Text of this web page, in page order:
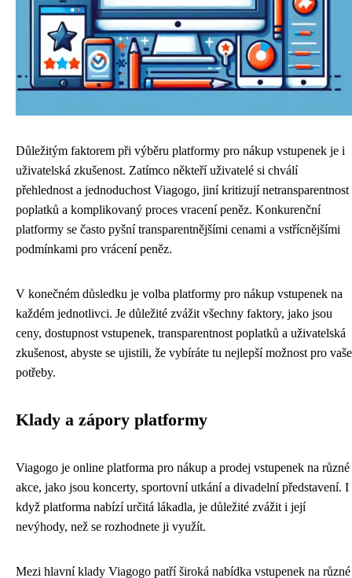
Důležitým faktorem při výběru platformy pro nákup vstupenek je i
uživatelská zkušenost. Zatímco někteří uživatelé si chválí
přehlednost a jednoduchost Viagogo, jiní kritizují netransparentnost
poplatků a komplikovaný proces vracení peněz. Konkurenční
platformy se často pyšní transparentnějšími cenami a vstřícnějšími
podmínkami pro vrácení peněz.
V konečném důsledku je volba platformy pro nákup vstupenek na
každém jednotlivci. Je důležité zvážit všechny faktory, jako jsou
ceny, dostupnost vstupenek, transparentnost poplatků a uživatelská
zkušenost, abyste se ujistili, že vybíráte tu nejlepší možnost pro vaše
potřeby.
Klady a zápory platformy
Viagogo je online platforma pro nákup a prodej vstupenek na různé
akce, jako jsou koncerty, sportovní utkání a divadelní představení. I
když platforma nabízí určitá lákadla, je důležité zvážit i její
nevýhody, než se rozhodnete ji využít.
Mezi hlavní klady Viagogo patří široká nabídka vstupenek na různé